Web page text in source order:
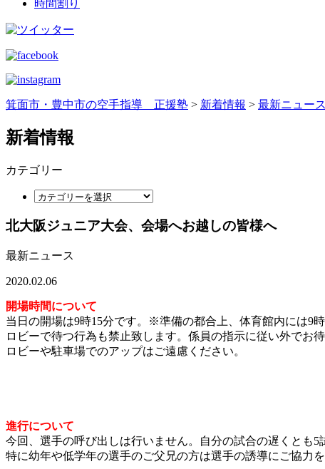
時間割り
箕面市・豊中市の空手指導 正援塾 > 新着情報 > 最新ニュース
新着情報
カテゴリー
北大阪ジュニア大会、会場へお越しの皆様へ
最新ニュース
2020.02.06
開場時間について
当日の開場は9時15分です。※準備の都合上、体育館内には9
ロビーで待つ行為も禁止致します。係員の指示に従い外でお
ロビーや駐車場でのアップはご遠慮ください。
進行について
今回、選手の呼び出しは行いません。自分の試合の遅くとも
特に幼年や低学年の選手のご父兄の方は選手の誘導にご協力を